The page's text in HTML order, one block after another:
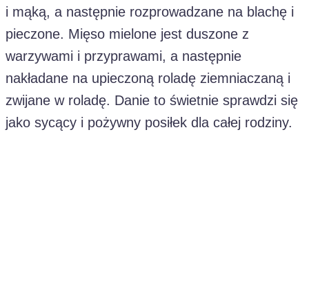
i mąką, a następnie rozprowadzane na blachę i
pieczone. Mięso mielone jest duszone z
warzywami i przyprawami, a następnie
nakładane na upieczoną roladę ziemniaczaną i
zwijane w roladę. Danie to świetnie sprawdzi się
jako sycący i pożywny posiłek dla całej rodziny.